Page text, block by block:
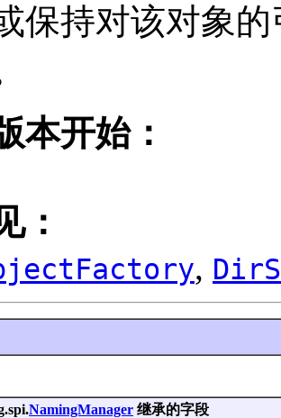
保持对该对象
本开始：
：
,
NamingManager 继承的字段